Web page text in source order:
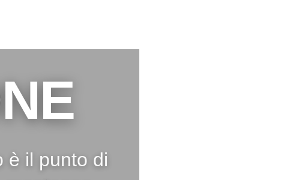
è il punto di